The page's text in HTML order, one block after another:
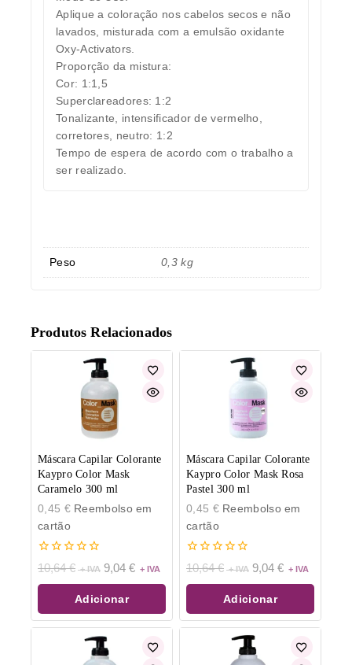
Aplique a coloração nos cabelos secos e não
lavados, misturada com a emulsão oxidante
Oxy-Activators.
Proporção da mistura:
Cor: 1:1,5
Superclareadores: 1:2
Tonalizante, intensificador de vermelho,
corretores, neutro: 1:2
Tempo de espera de acordo com o trabalho a
ser realizado.
Peso 0,3 kg
Produtos Relacionados
Máscara Capilar Colorante
Kaypro Color Mask
Caramelo 300 ml
0,45 €Reembolso em
cartão
0
de
5
10,64€ 9,04 €
Adicionar
Máscara Capilar Colorante
Kaypro Color Mask Rosa
Pastel 300 ml
0,45 €Reembolso em
cartão
0
de
5
10,64€ 9,04 €
Adicionar